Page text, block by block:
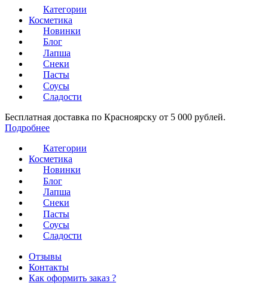
Категории
Косметика
Новинки
Блог
Лапша
Снеки
Пасты
Соусы
Сладости
Бесплатная доставка по Красноярску от 5 000 рублей.
Подробнее
Категории
Косметика
Новинки
Блог
Лапша
Снеки
Пасты
Соусы
Сладости
Отзывы
Контакты
Как оформить заказ ?